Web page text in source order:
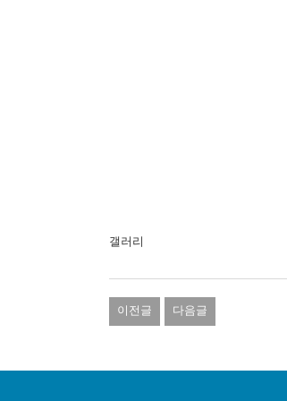
갤러리
이전글 다음글